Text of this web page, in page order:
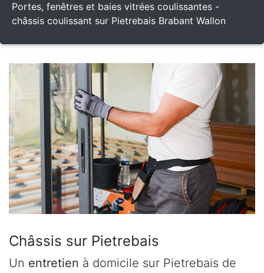
Portes, fenêtres et baies vitrées coulissantes -
châssis coulissant sur Pietrebais Brabant Wallon
Châssis sur Pietrebais
Un entretien à domicile sur Pietrebais de